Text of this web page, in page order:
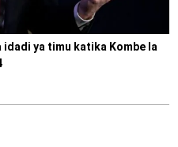
ya timu katika Kombe la